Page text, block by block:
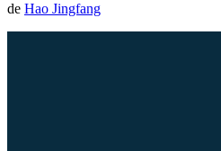
de Hao Jingfang